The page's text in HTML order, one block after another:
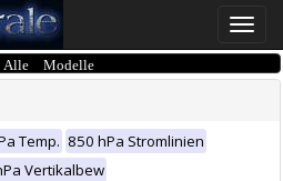
Toggle
Modelle
Temp. 850 hPa Stromlinien
Vertikalbew